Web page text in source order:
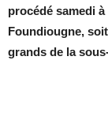
procédé samedi
Foundiougne,
grands de la